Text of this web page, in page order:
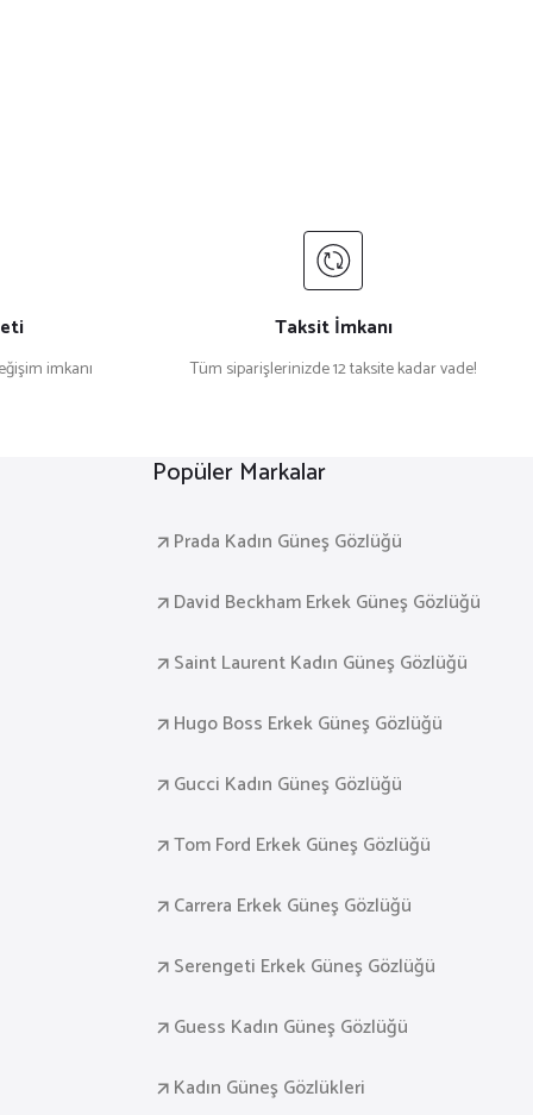
imkanı
Taksit İmkanı
Tüm siparişlerinizde 12 taksite kadar vade!
Popüler Markalar
Prada Kadın Güneş Gözlüğü
David Beckham Erkek Güneş Gözlüğü
Saint Laurent Kadın Güneş Gözlüğü
Hugo Boss Erkek Güneş Gözlüğü
Gucci Kadın Güneş Gözlüğü
Tom Ford Erkek Güneş Gözlüğü
Carrera Erkek Güneş Gözlüğü
Serengeti Erkek Güneş Gözlüğü
Guess Kadın Güneş Gözlüğü
Kadın Güneş Gözlükleri